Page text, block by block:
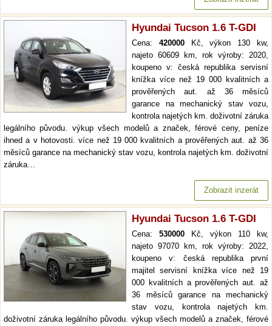
Hyundai Tucson 1.6 T-GDI
Cena: 420000Kč, výkon 130 kw,
najeto 60609 km, rok výroby: 2020,
koupeno v: česká republika servisní
knížka více než 19 000 kvalitních a
prověřených aut. až 36 měsíců
garance na mechanický stav vozu,
kontrola najetých km. doživotní záruka
legálního původu. výkup všech modelů a značek, férové ceny, peníze
ihned a v hotovosti. více než 19 000 kvalitních a prověřených aut. až 36
měsíců garance na mechanický stav vozu, kontrola najetých km. doživotní
záruka…
Zobrazit inzerát
Hyundai Tucson 1.6 T-GDI
Cena: 530000 Kč, výkon 110 kw,
najeto 97070 km, rok výroby: 2022,
koupeno v: česká republika první
majitel servisní knížka více než 19
000 kvalitních a prověřených aut. až
36 měsíců garance na mechanický
stav vozu, kontrola najetých km.
doživotní záruka legálního původu. výkup všech modelů a značek, férové